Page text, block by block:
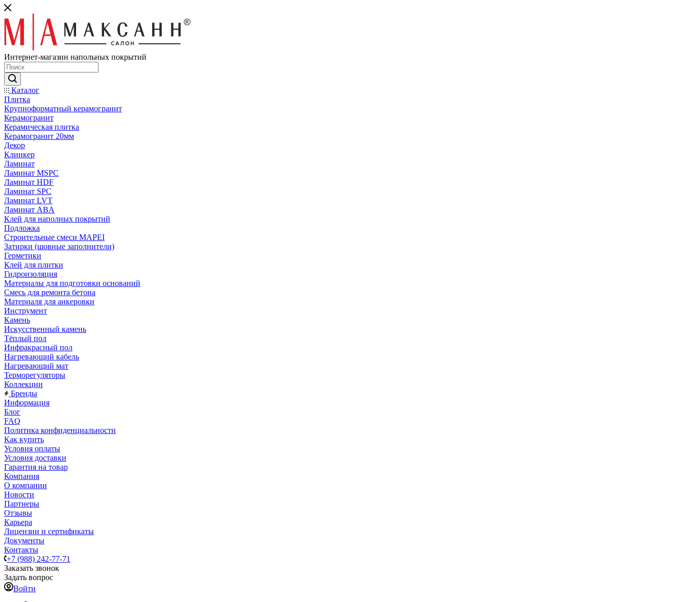
Интернет-магазин напольных покрытий
Каталог
Плитка
Крупноформатный керамогранит
Керамогранит
Керамическая плитка
Керамогранит 20мм
Декор
Клинкер
Ламинат
Ламинат MSPC
Ламинат HDF
Ламинат SPC
Ламинат LVT
Ламинат ABA
Клей для наполных покрытий
Подложка
Строительные смеси MAPEI
Затирки (шовные заполнители)
Герметики
Клей для плитки
Гидроизоляция
Материалы для подготовки оснований
Смесь для ремонта бетона
Материаля для анкеровки
Инструмент
Камень
Искусственный камень
Тёплый пол
Инфракрасный пол
Нагревающий кабель
Нагревающий мат
Терморегуляторы
Коллекции
Бренды
Информация
Блог
FAQ
Политика конфиденциальности
Как купить
Условия оплаты
Условия доставки
Гарантия на товар
Компания
О компании
Новости
Партнеры
Отзывы
Карьера
Лицензии и сертификаты
Документы
Контакты
+7 (988) 242-77-71
Заказать звонок
Задать вопрос
Войти